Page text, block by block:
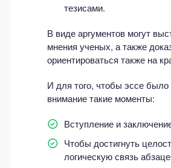
тезисами.
В виде аргументов могут
мнения ученых, а также
ориентироваться также на
И для того, чтобы эссе
внимание такие моменты:
Вступление и
Чтобы достигнуть
логическую связь